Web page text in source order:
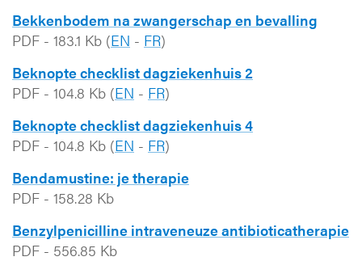
Bekkenbodem na zwangerschap en bevalling
PDF - 183.1 Kb (EN - FR)
Beknopte checklist dagziekenhuis 2
PDF - 104.8 Kb (EN - FR)
Beknopte checklist dagziekenhuis 4
PDF - 104.8 Kb (EN - FR)
Bendamustine: je therapie
PDF - 158.28 Kb
Benzylpenicilline intraveneuze antibioticatherapie
PDF - 556.85 Kb